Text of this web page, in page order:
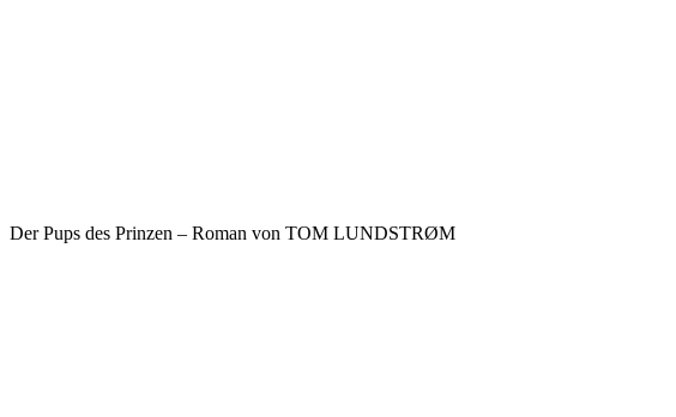
Der Pups des Prinzen – Roman von TOM LUNDSTRØM